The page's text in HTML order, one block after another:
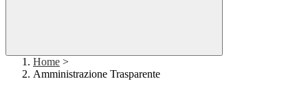
Home >
Amministrazione Trasparente